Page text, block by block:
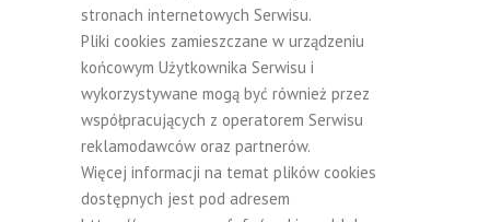
stronach internetowych Serwisu.
Pliki cookies zamieszczane w urządzeniu
końcowym Użytkownika Serwisu i
wykorzystywane mogą być również przez
współpracujących z operatorem Serwisu
reklamodawców oraz partnerów.
Więcej informacji na temat plików cookies
dostępnych jest pod adresem